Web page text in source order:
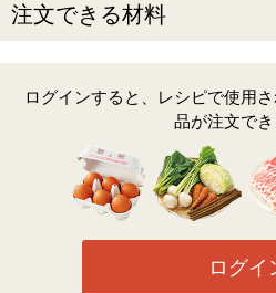
注文できる材料
ログインすると、レシピで使用
品が注文でき
ログイ